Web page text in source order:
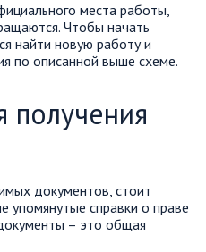
места работы,
Чтобы начать
найти новую работу и
по описанной выше схеме.
получения
документов, стоит
упомянутые справки о праве
– это общая